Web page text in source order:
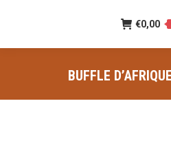
€0,00
BUFFLE